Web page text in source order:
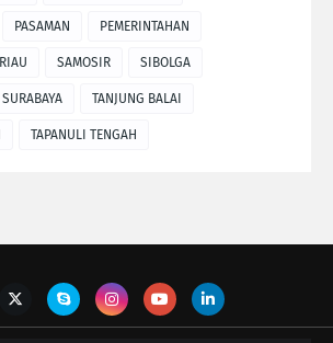
PASAMAN PEMERINTAHAN
RIAU SAMOSIR SIBOLGA
SURABAYA TANJUNG BALAI
TAPANULI TENGAH